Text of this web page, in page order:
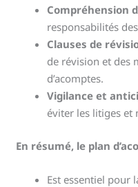
Compréhension
responsabilités
Clauses de
de révision et des
d’acomptes.
Vigilance et
éviter les litiges et
En résumé, le plan
Est essentiel pour